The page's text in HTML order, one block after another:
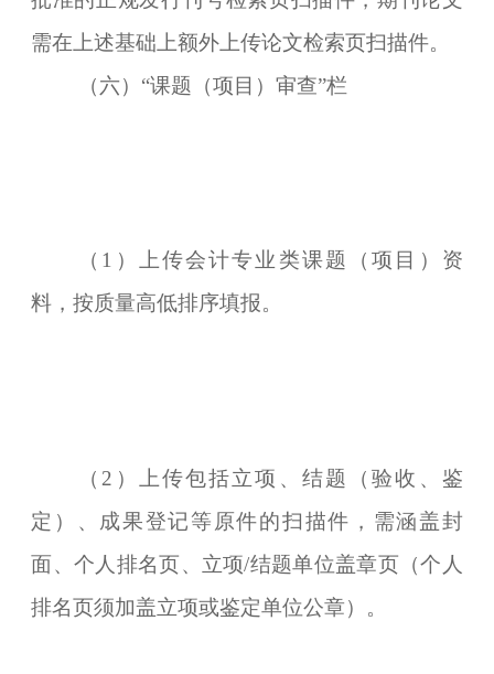
需在上述基础上额外上传论文检索页扫描件。
（六）“课题（项目）审查”栏
（1）上传会计专业类课题（项目）资
料，按质量高低排序填报。
（2）上传包括立项、结题（验收、鉴
定）、成果登记等原件的扫描件，需涵盖封
面、个人排名页、立项/结题单位盖章页（个人
排名页须加盖立项或鉴定单位公章）。